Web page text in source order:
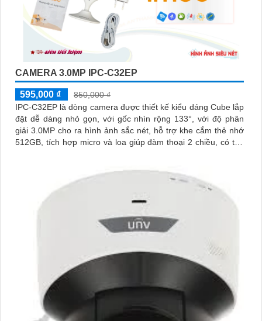
CAMERA 3.0MP IPC-C32EP
595,000 ₫
850,000 ₫
IPC-C32EP là dòng camera được thiết kế kiểu dáng Cube lắp
đặt dễ dàng nhỏ gọn, với gốc nhìn rộng 133°, với độ phân
giải 3.0MP cho ra hình ảnh sắc nét, hỗ trợ khe cắm thẻ nhớ
512GB, tích hợp micro và loa giúp đàm thoại 2 chiều, có thể